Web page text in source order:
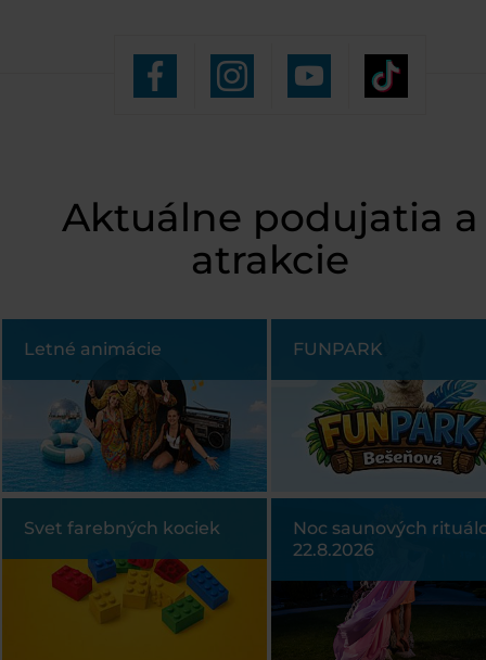
Aktuálne podujatia a
atrakcie
Letné animácie FUNPARK
Svet farebných kociek
Noc saunových
22.8.2026